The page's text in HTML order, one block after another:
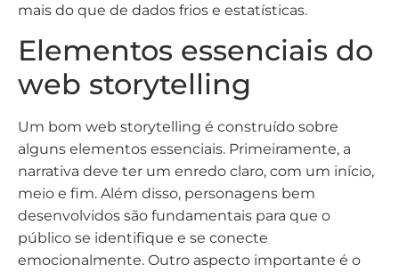
mais do que de dados frios e estatísticas.
Elementos essenciais do
web storytelling
Um bom web storytelling é construído sobre
alguns elementos essenciais. Primeiramente, a
narrativa deve ter um enredo claro, com um início,
meio e fim. Além disso, personagens bem
desenvolvidos são fundamentais para que o
público se identifique e se conecte
emocionalmente. Outro aspecto importante é o